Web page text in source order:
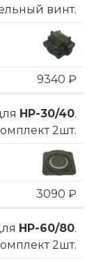
винт.
9340 ₽
HP-30/40.
2шт.
3090 ₽
HP-60/80.
2шт.